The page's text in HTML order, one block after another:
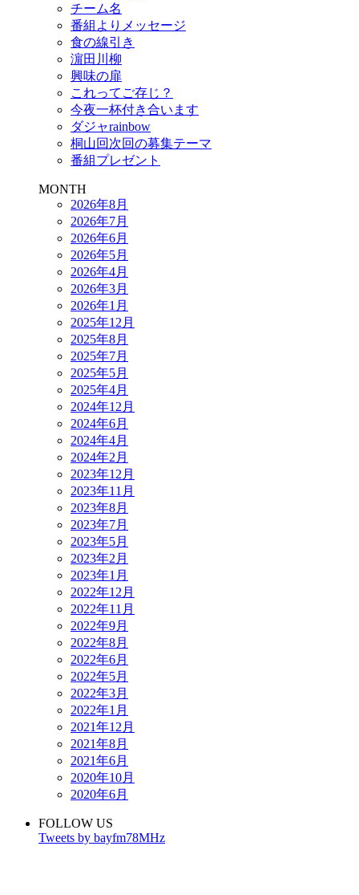
チーム名
番組よりメッセージ
食の線引き
濵田川柳
興味の扉
これってご存じ？
今夜一杯付き合います
ダジャrainbow
桐山回次回の募集テーマ
番組プレゼント
MONTH
2026年8月
2026年7月
2026年6月
2026年5月
2026年4月
2026年3月
2026年1月
2025年12月
2025年8月
2025年7月
2025年5月
2025年4月
2024年12月
2024年6月
2024年4月
2024年2月
2023年12月
2023年11月
2023年8月
2023年7月
2023年5月
2023年2月
2023年1月
2022年12月
2022年11月
2022年9月
2022年8月
2022年6月
2022年5月
2022年3月
2022年1月
2021年12月
2021年8月
2021年6月
2020年10月
2020年6月
FOLLOW US
Tweets by bayfm78MHz